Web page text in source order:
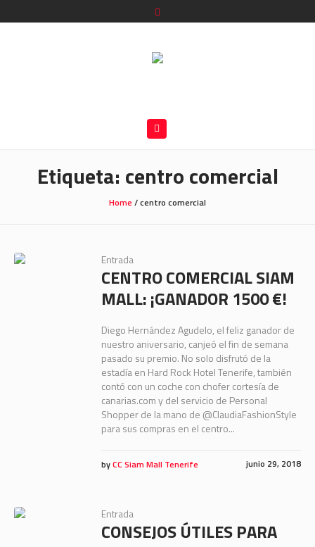
Etiqueta: centro comercial
Home/centro comercial
Entrada
CENTRO COMERCIAL SIAM
MALL: ¡GANADOR 1500 €!
Diego Hernández Agudelo, el feliz ganador de
nuestro aniversario, canjeó el fin de semana
pasado su premio. No solo disfrutó de la
estadía en Hard Rock Hotel Tenerife, también
contó con un coche con chofer cortesía de
canarias.com y del servicio de Personal
Shopper de la mano de @ClaudiaFashionStyle
para sus compras en el centro...
junio 29, 2018
byCC Siam Mall Tenerife
Entrada
CONSEJOS ÚTILES PARA